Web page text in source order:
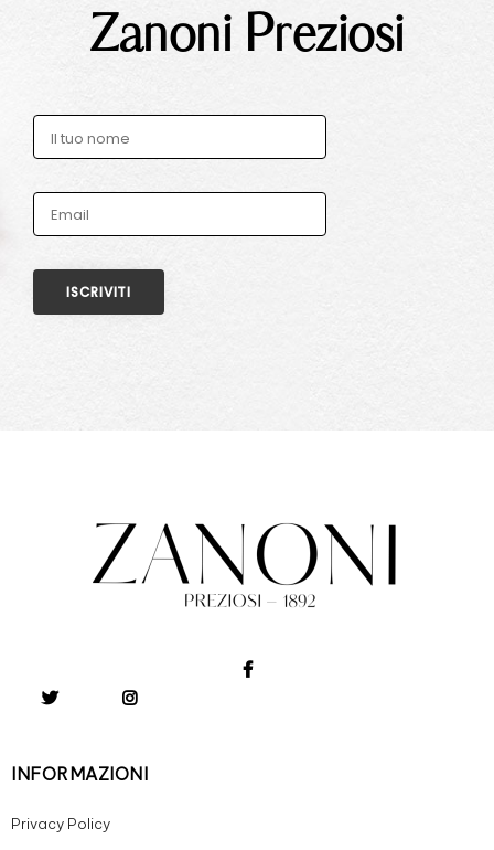
Zanoni Preziosi
INFORMAZIONI
Privacy Policy